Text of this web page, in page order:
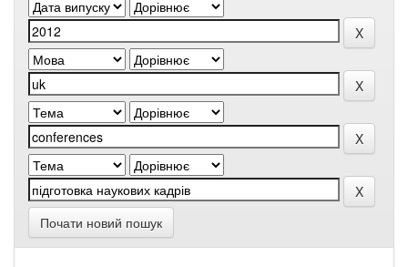
Почати новий пошук